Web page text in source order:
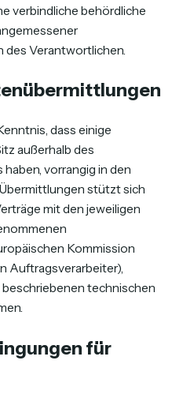
verbindliche behördliche
des Verantwortlichen.
dass einige
außerhalb des
vorrangig in den
stützt sich
mit den jeweiligen
Kommission
Auftragsverarbeiter),
technischen
für